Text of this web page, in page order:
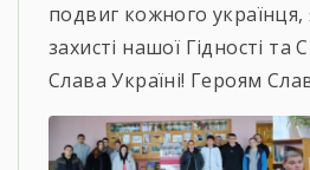
подвиг кожного українця,
захисті нашої Гідності та
Слава Україні! Героям